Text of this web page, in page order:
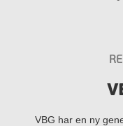
VBG har en ny